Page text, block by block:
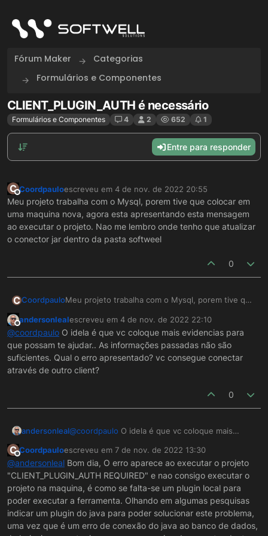
Fórum Maker
Categorias
Formulários e Componentes
CLIENT_PLUGIN_AUTH é necessário
Formulários e Componentes 4 2 652 1
Entre para responder
C
Offline
Coordpauloescreveu em 4 de nov. de 2022 20:55
última edição por
Meu projeto trabalha com o Mysql, porem tive que colocar em
uma maquina nova, agora esta apresentando esta mensagem
ao executar o projeto. Nao me lembro onde tenho que atualizar
o conector jar dentro da pasta softweel
0
CCoordpauloMeu projeto trabalha com o Mysql, porem tive que
apresentando esta mensagem ao executar o
projeto. Nao me lembro onde tenho que atualizar
o conector jar dentro da pasta softweel
Offline
andersonlealescreveu em 4 de nov. de 2022 22:10
última edição por
@coordpaulo O idela é que vc coloque mais evidencias para
que possam te ajudar.. As informações passadas não são
suficientes. Qual o erro apresentado? vc consegue conectar
através de outro client?
0
andersonleal@coordpaulo O idela é que vc coloque mais
informações passadas não são suficientes. Qual
o erro apresentado? vc consegue conectar
através de outro client?
C
Offline
Coordpauloescreveu em 7 de nov. de 2022 13:30
última edição por
@andersonleal Bom dia, O erro aparece ao executar o projeto
"CLIENT_PLUGIN_AUTH REQUIRED" e nao consigo executar o
projeto na maquina, é como se falta-se um plugin local para
poder executar a ferramenta. Olhando em algumas pesquisas
indicar um plugin do java para poder solucionar este problema,
uma vez que é um erro de conexão do java ao banco de dados,